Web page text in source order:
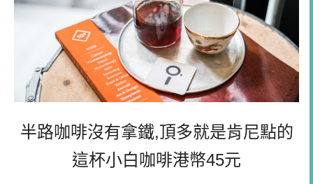
半路咖啡沒有拿鐵,頂多就是肯尼點的
這杯小白咖啡港幣45元